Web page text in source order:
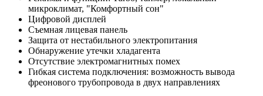
микроклимат, "Комфортный сон"
Цифровой дисплей
Съемная лицевая панель
Защита от нестабильного электропитания
Обнаружение утечки хладагента
Отсутствие электромагнитных помех
Гибкая система подключения: возможность вывода
фреонового трубопровода в двух направлениях